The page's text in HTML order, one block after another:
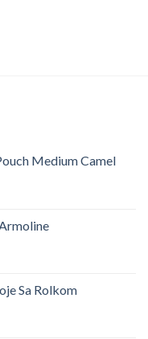
Medium Camel
Sa Rolkom